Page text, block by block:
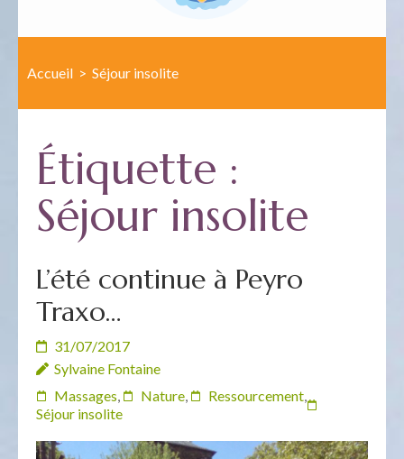
Accueil > Séjour insolite
Étiquette :
Séjour insolite
L’été continue à Peyro
Traxo…
31/07/2017
Sylvaine Fontaine
Massages, Nature, Ressourcement,
Séjour insolite